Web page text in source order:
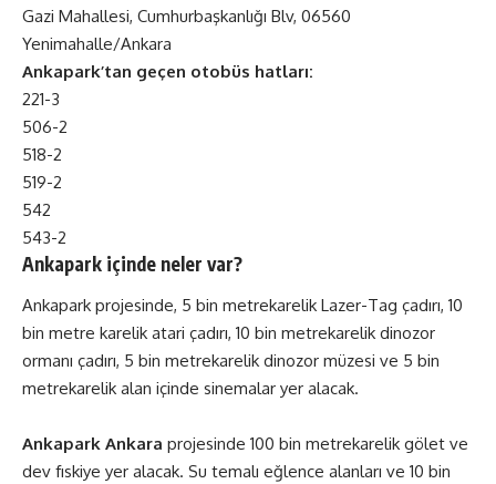
Gazi Mahallesi, Cumhurbaşkanlığı Blv, 06560
Yenimahalle/Ankara
Ankapark’tan geçen otobüs hatları:
221-3
506-2
518-2
519-2
542
543-2
Ankapark içinde neler var?
Ankapark projesinde, 5 bin metrekarelik Lazer-Tag çadırı, 10
bin metre karelik atari çadırı, 10 bin metrekarelik dinozor
ormanı çadırı, 5 bin metrekarelik dinozor müzesi ve 5 bin
metrekarelik alan içinde sinemalar yer alacak.
Ankapark Ankara projesinde 100 bin metrekarelik gölet ve
dev fıskiye yer alacak. Su temalı eğlence alanları ve 10 bin